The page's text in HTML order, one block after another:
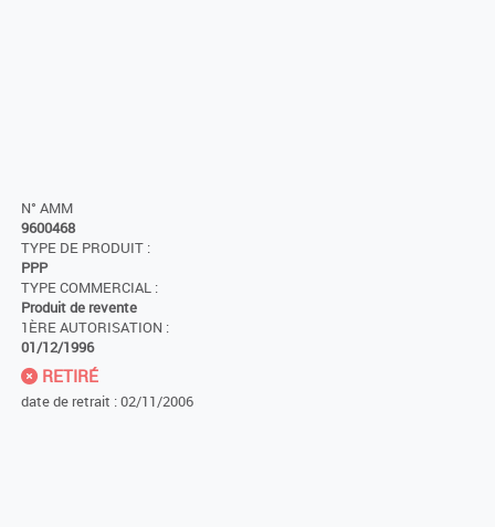
N° AMM
9600468
TYPE DE PRODUIT :
PPP
TYPE COMMERCIAL :
Produit de revente
1ÈRE AUTORISATION :
01/12/1996
RETIRÉ
date de retrait : 02/11/2006